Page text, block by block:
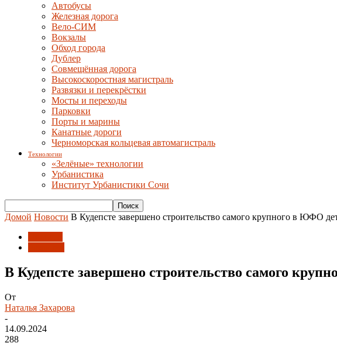
Автобусы
Железная дорога
Вело-СИМ
Вокзалы
Обход города
Дублер
Совмещённая дорога
Высокоскоростная магистраль
Развязки и перекрёстки
Мосты и переходы
Парковки
Порты и марины
Канатные дороги
Черноморская кольцевая автомагистраль
Технологии
«Зелёные» технологии
Урбанистика
Институт Урбанистики Сочи
Домой Новости В Кудепсте завершено строительство самого крупного в ЮФО
В Кудепсте завершено строительство самого
От
Наталья Захарова
-
14.09.2024
288